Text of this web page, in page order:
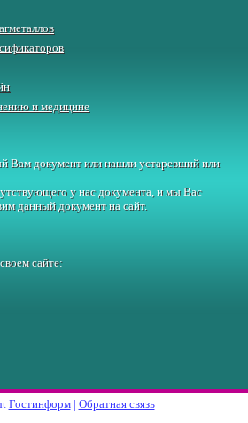
и медицине
Вам документ или нашли устаревший или
у нас документа, и мы Вас
данный документ на сайт.
сайте:
Гостинформ| Обратная связь